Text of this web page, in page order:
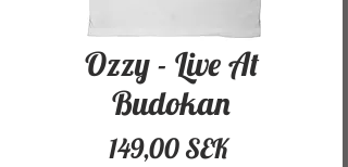
Ozzy - Live At
Budokan
149,00 SEKPrecio